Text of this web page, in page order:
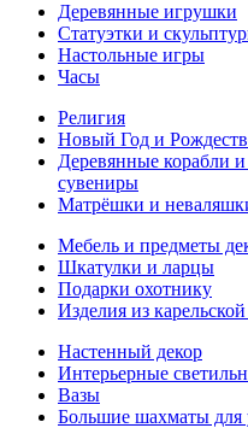
Деревянные игрушки
Статуэтки и
Настольные игры
Часы
Религия
Новый Год и
Деревянные корабли
сувениры
Матрёшки и
Мебель и предметы
Шкатулки и ларцы
Подарки охотнику
Изделия из
Настенный декор
Интерьерные
Вазы
Большие шахматы для